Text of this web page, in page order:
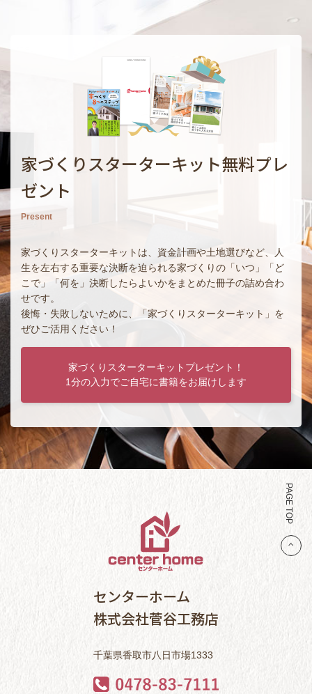
家づくりスターターキット無料プレ
ゼント
Present
家づくりスターターキットは、資金計画や土地選びなど、人
生を左右する重要な決断を迫られる家づくりの「いつ」「ど
こで」「何を」決断したらよいかをまとめた冊子の詰め合わ
せです。
後悔・失敗しないために、「家づくりスターターキット」を
ぜひご活用ください！
家づくりスターターキットプレゼント！
1分の入力でご自宅に書籍をお届けします
PAGE TOP
センターホーム
株式会社菅谷工務店
千葉県香取市八日市場1333